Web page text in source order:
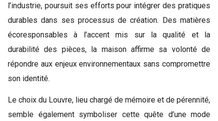
l’industrie, poursuit ses efforts pour intégrer des pratiques
durables dans ses processus de création. Des matières
écoresponsables à l’accent mis sur la qualité et la
durabilité des pièces, la maison affirme sa volonté de
répondre aux enjeux environnementaux sans compromettre
son identité.
Le choix du Louvre, lieu chargé de mémoire et de pérennité,
semble également symboliser cette quête d’une mode